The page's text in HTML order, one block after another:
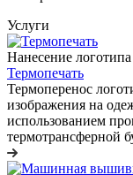
Услуги
Нанесение логотипа
Термопечать
Термоперенос
изображения на
использованием
термотрансферной